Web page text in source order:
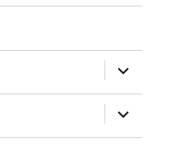
Utvid
undermeny
Utvid
undermeny